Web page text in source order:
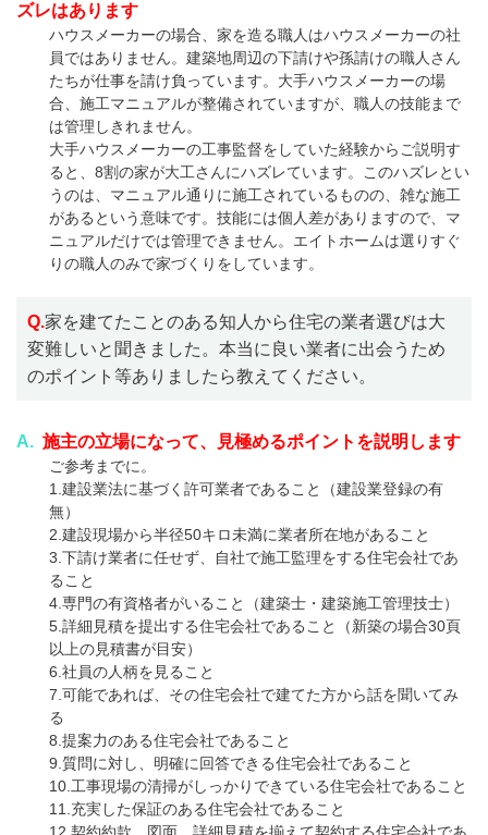
ズレはあります
ハウスメーカーの場合、家を造る職人はハウスメーカーの社
員ではありません。建築地周辺の下請けや孫請けの職人さん
たちが仕事を請け負っています。大手ハウスメーカーの場
合、施工マニュアルが整備されていますが、職人の技能まで
は管理しきれません。
大手ハウスメーカーの工事監督をしていた経験からご説明す
ると、8割の家が大工さんにハズレています。このハズレとい
うのは、マニュアル通りに施工されているものの、雑な施工
があるという意味です。技能には個人差がありますので、マ
ニュアルだけでは管理できません。エイトホームは選りすぐ
りの職人のみで家づくりをしています。
Q.家を建てたことのある知人から住宅の業者選びは大
変難しいと聞きました。本当に良い業者に出会うため
のポイント等ありましたら教えてください。
A. 施主の立場になって、見極めるポイントを説明します
ご参考までに。
1.建設業法に基づく許可業者であること（建設業登録の有
無）
2.建設現場から半径50キロ未満に業者所在地があること
3.下請け業者に任せず、自社で施工監理をする住宅会社であ
ること
4.専門の有資格者がいること（建築士・建築施工管理技士）
5.詳細見積を提出する住宅会社であること（新築の場合30頁
以上の見積書が目安）
6.社員の人柄を見ること
7.可能であれば、その住宅会社で建てた方から話を聞いてみ
る
8.提案力のある住宅会社であること
9.質問に対し、明確に回答できる住宅会社であること
10.工事現場の清掃がしっかりできている住宅会社であること
11.充実した保証のある住宅会社であること